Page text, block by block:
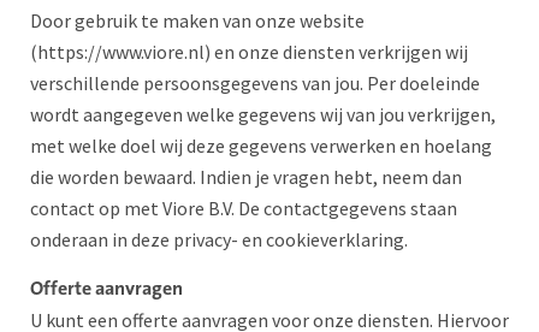
Door gebruik te maken van onze website
(https://www.viore.nl) en onze diensten verkrijgen wij
verschillende persoonsgegevens van jou. Per doeleinde
wordt aangegeven welke gegevens wij van jou verkrijgen,
met welke doel wij deze gegevens verwerken en hoelang
die worden bewaard. Indien je vragen hebt, neem dan
contact op met Viore B.V. De contactgegevens staan
onderaan in deze privacy- en cookieverklaring.
Offerte aanvragen
U kunt een offerte aanvragen voor onze diensten. Hiervoor